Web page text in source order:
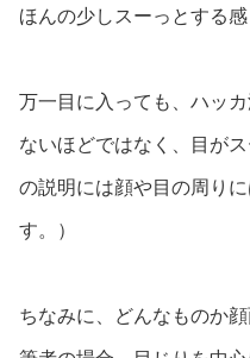
ほんの少しスーっとする感
万一目に入っても、ハッ
ないほどではなく、目が
の説明には顔や目の周り
す。）
ちなみに、どんなものか